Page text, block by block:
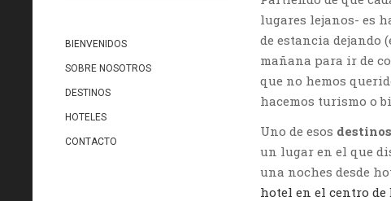
BIENVENIDOS
SOBRE NOSOTROS
DESTINOS
HOTELES
CONTACTO
lugares lejanos- es
de estancia dejando
mañana para ir de
que no hemos
hacemos turismo o
Uno de esos
un lugar en el que
una noches desde
hotel en el centro de